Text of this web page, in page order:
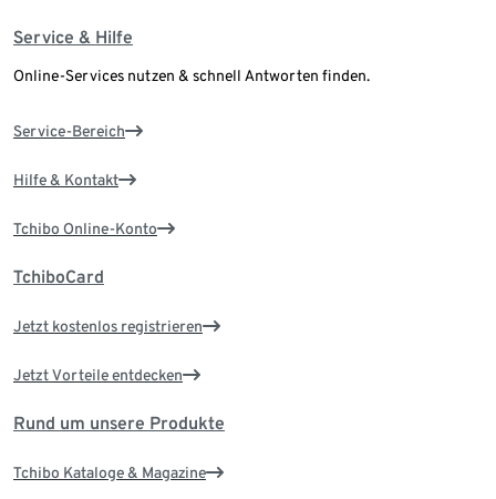
Service & Hilfe
Online-Services nutzen & schnell Antworten finden.
Service-Bereich
Hilfe & Kontakt
Tchibo Online-Konto
TchiboCard
Jetzt kostenlos registrieren
Jetzt Vorteile entdecken
Rund um unsere Produkte
Tchibo Kataloge & Magazine